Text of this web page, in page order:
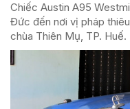
Chiếc Austin A95
Đức đến nơi vị pháp
chùa Thiên Mụ, TP. Huế.